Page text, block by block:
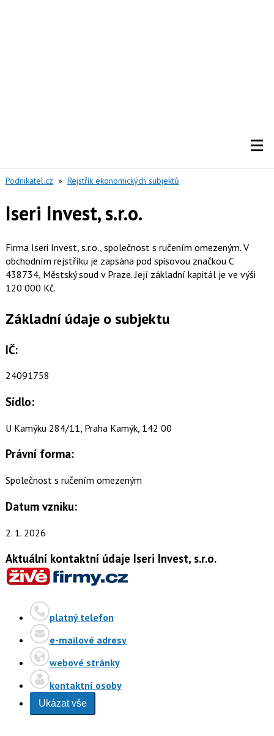
Podnikatel.cz » Rejstřík ekonomických subjektů
Iseri Invest, s.r.o.
Firma Iseri Invest, s.r.o., společnost s ručením omezeným. V
obchodním rejstříku je zapsána pod spisovou značkou C
438734, Městský soud v Praze. Její základní kapitál je ve výši
120 000 Kč.
Základní údaje o subjektu
IČ:
24091758
Sídlo:
U Kamýku 284/11, Praha Kamýk, 142 00
Právní forma:
Společnost s ručením omezeným
Datum vzniku:
2. 1. 2026
Aktuální kontaktní údaje Iseri Invest, s.r.o.
platný telefon
e-mailové adresy
webové stránky
kontaktní osoby
Ukázat vše